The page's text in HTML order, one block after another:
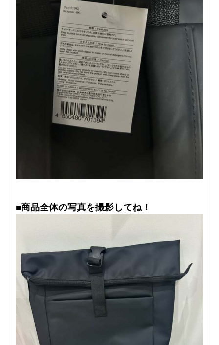
■商品全体の写真を撮影してね！